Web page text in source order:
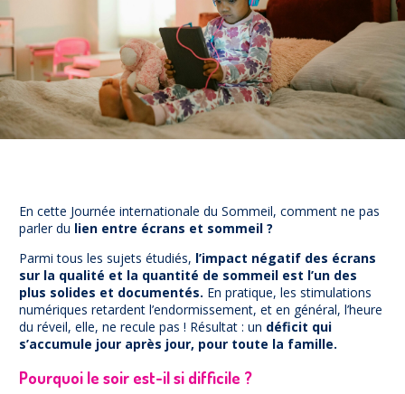
NUAJE : NUmérique et Appropriation par la Jeunesse
Parents Sentinelles des écrans
Pari Risqué : Prévenir l’addiction aux jeux d’argent en
ligne
Contact
En cette Journée internationale du Sommeil, comment ne pas
parler du lien entre écrans et sommeil ?
Parmi tous les sujets étudiés, l’impact négatif des écrans
sur la qualité et la quantité de sommeil est l’un des
plus solides et documentés. En pratique, les stimulations
numériques retardent l’endormissement, et en général, l’heure
du réveil, elle, ne recule pas ! Résultat : un déficit qui
s’accumule jour après jour, pour toute la famille.
Pourquoi le soir est-il si difficile ?